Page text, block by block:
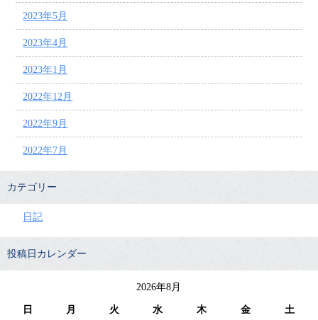
2023年5月
2023年4月
2023年1月
2022年12月
2022年9月
2022年7月
カテゴリー
日記
投稿日カレンダー
2026年8月
日 月 火 水 木 金 土